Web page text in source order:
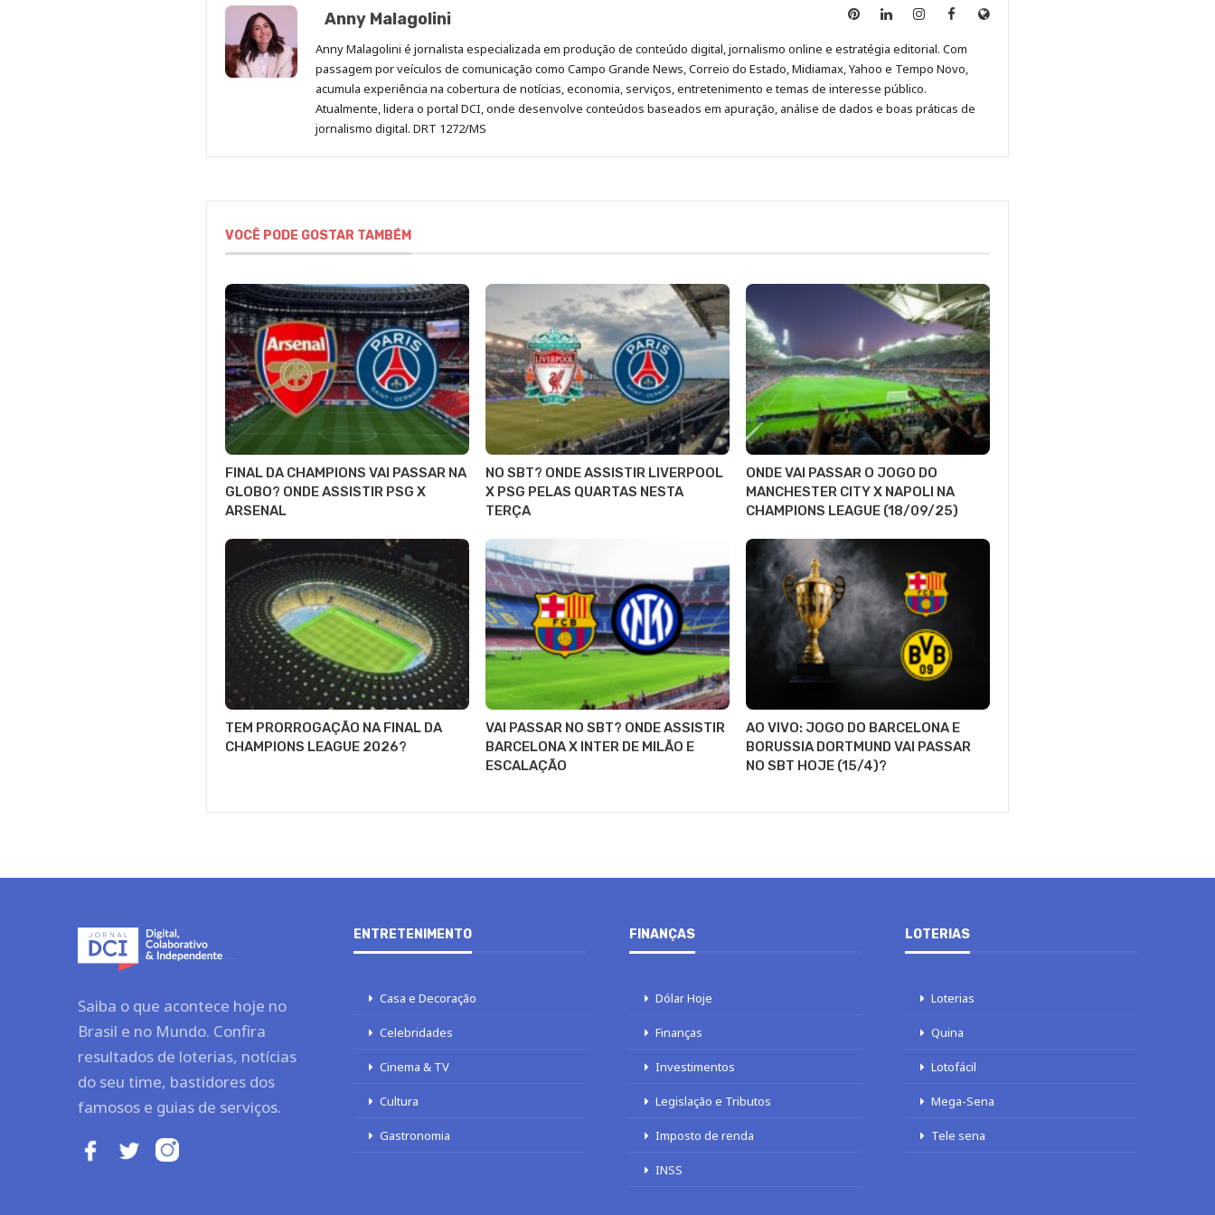
Anny Malagolini
Anny
no
Pinterest
Anny
no
LinkedIn
Anny
no
Instagram
Anny
no
Facebook
Site
Anny Malagolini é jornalista especializada em produção de conteúdo digital, jornalismo online e estratégia editorial. Com
passagem por veículos de comunicação como Campo Grande News, Correio do Estado, Midiamax, Yahoo e Tempo Novo,
acumula experiência na cobertura de notícias, economia, serviços, entretenimento e temas de interesse público.
Atualmente, lidera o portal DCI, onde desenvolve conteúdos baseados em apuração, análise de dados e boas práticas de
jornalismo digital. DRT 1272/MS
VOCÊ PODE GOSTAR TAMBÉM
FINAL DA CHAMPIONS VAI PASSAR NA
GLOBO? ONDE ASSISTIR PSG X
ARSENAL
NO SBT? ONDE ASSISTIR LIVERPOOL
X PSG PELAS QUARTAS NESTA
TERÇA
ONDE VAI PASSAR O JOGO DO
MANCHESTER CITY X NAPOLI NA
CHAMPIONS LEAGUE (18/09/25)
TEM PRORROGAÇÃO NA FINAL DA
CHAMPIONS LEAGUE 2026?
VAI PASSAR NO SBT? ONDE ASSISTIR
BARCELONA X INTER DE MILÃO E
ESCALAÇÃO
AO VIVO: JOGO DO BARCELONA E
BORUSSIA DORTMUND VAI PASSAR
NO SBT HOJE (15/4)?
Saiba o que acontece hoje no
Brasil e no Mundo. Confira
resultados de loterias, notícias
do seu time, bastidores dos
famosos e guias de serviços.
ENTRETENIMENTO
Casa e Decoração
Celebridades
Cinema & TV
Cultura
Gastronomia
FINANÇAS
Dólar Hoje
Finanças
Investimentos
Legislação e Tributos
Imposto de renda
INSS
LOTERIAS
Loterias
Quina
Lotofácil
Mega-Sena
Tele sena